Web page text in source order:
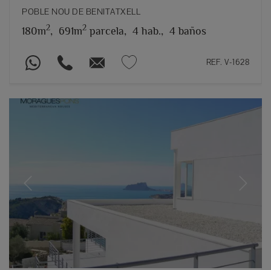
POBLE NOU DE BENITATXELL
180m2, 691m2 parcela, 4 hab., 4 baños
REF. V-1628
Previous